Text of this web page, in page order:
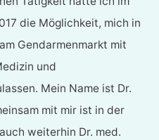
die Möglichkeit, mich in
Gendarmenmarkt mit
und
Mein Name ist Dr.
mit mir ist in der
weiterhin Dr. med.